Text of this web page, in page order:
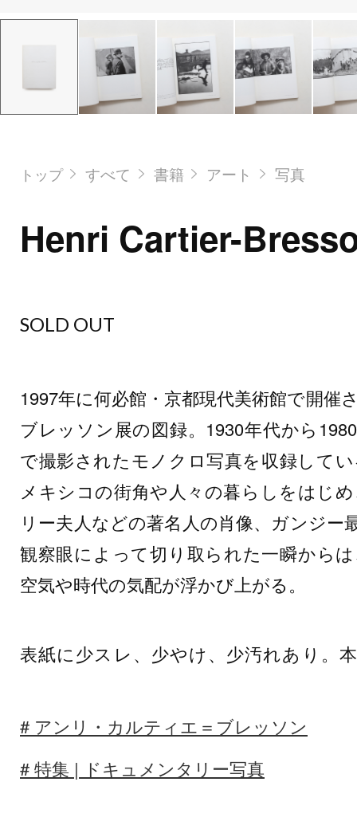
トップ すべて 書籍 アート 写真
Henri Cartier-
SOLD OUT
1997年に何必館・京都現代美術館で開催
ブレッソン展の図録。1930年代から
で撮影されたモノクロ写真を収録して
メキシコの街角や人々の暮らしをはじ
リー夫人などの著名人の肖像、ガンジー
観察眼によって切り取られた一瞬から
空気や時代の気配が浮かび上がる。
表紙に少スレ、少やけ、少汚れあり。
アンリ・カルティエ＝ブレッソン
特集 | ドキュメンタリー写真